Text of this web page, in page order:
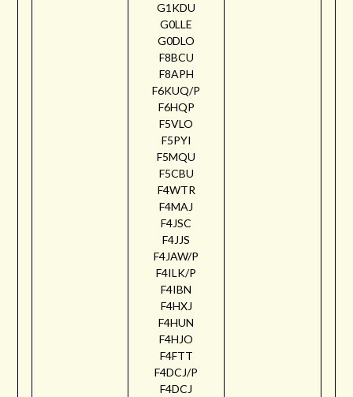
G1KDU
G0LLE
G0DLO
F8BCU
F8APH
F6KUQ/P
F6HQP
F5VLO
F5PYI
F5MQU
F5CBU
F4WTR
F4MAJ
F4JSC
F4JJS
F4JAW/P
F4ILK/P
F4IBN
F4HXJ
F4HUN
F4HJO
F4FTT
F4DCJ/P
F4DCJ